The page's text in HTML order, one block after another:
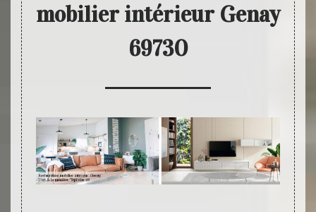
mobilier intérieur Genay
69730